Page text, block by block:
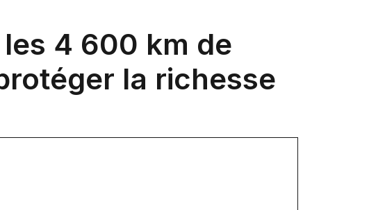
4 600 km de
la richesse